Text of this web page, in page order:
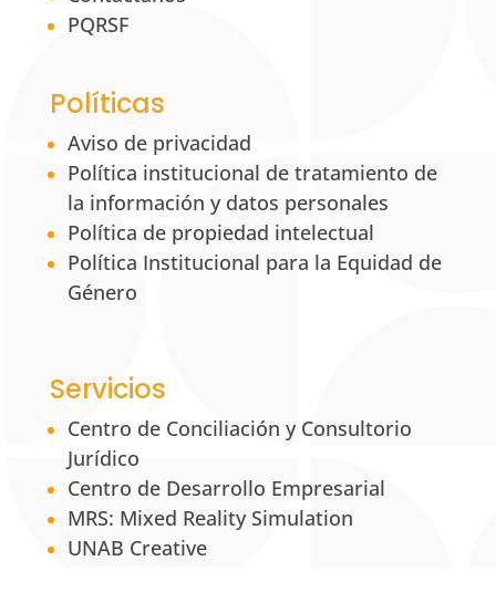
PQRSF
Políticas
Aviso de privacidad
Política institucional de tratamiento de
la información y datos personales
Política de propiedad intelectual
Política Institucional para la Equidad de
Género
Servicios
Centro de Conciliación y Consultorio
Jurídico
Centro de Desarrollo Empresarial
MRS: Mixed Reality Simulation
UNAB Creative